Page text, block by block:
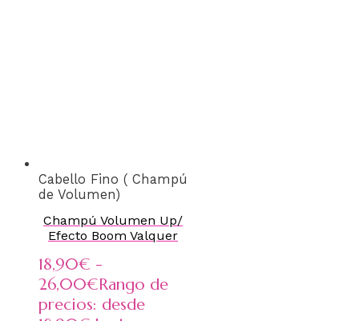
Cabello Fino ( Champú
de Volumen)
Champú Volumen Up/
Efecto Boom Valquer
18,90€ -
26,00€Rango de
precios: desde